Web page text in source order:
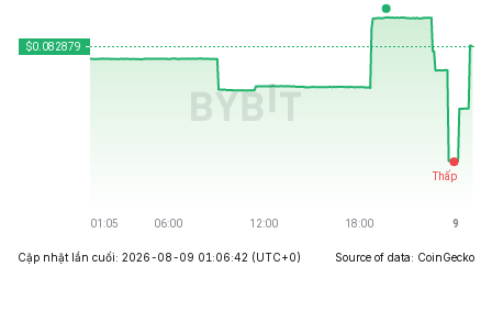
Cập nhật lần cuối: 2026-08-09 01:06:42 (UTC+0) Source of data: CoinGecko